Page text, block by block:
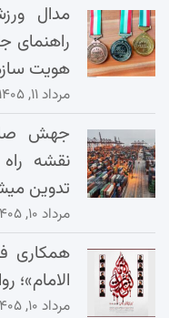
مدال
راهنمای
هویت
مرداد ۱۱, ۱۴۰۵
جهش
نقشه
تدوین
مرداد ۱۰, ۱۴۰۵
همکاری
الامام»؛
مرداد ۱۰, ۱۴۰۵